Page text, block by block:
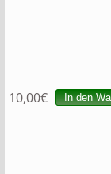
10,00€